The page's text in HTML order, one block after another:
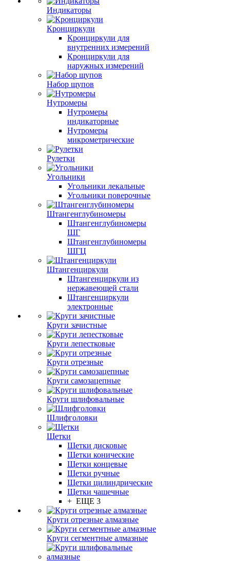
Индикаторы
Кронциркули
Кронциркули для
внутренних измерений
Кронциркули для
наружных измерений
Набор щупов
Нутромеры
Нутромеры
индикаторные
Нутромеры
микрометрические
Рулетки
Угольники
Угольники лекальные
Угольники поверочные
Штангенглубиномеры
Штангенглубиномеры
ШГ
Штангенглубиномеры
ШГЦ
Штангенциркули
Штангенциркули из
нержавеющей стали
Штангенциркули
электронные
Круги зачистные
Круги лепестковые
Круги отрезные
Круги самозацепные
Круги шлифовальные
Шлифголовки
Щетки
Щетки дисковые
Щетки конические
Щетки концевые
Щетки ручные
Щетки цилиндрические
Щетки чашечные
+ ЕЩЕ 3
Круги отрезные алмазные
Круги сегментные алмазные